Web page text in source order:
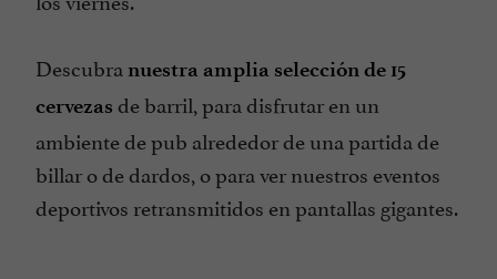
Descubra nuestra amplia selección de 15
cervezas de barril, para disfrutar en un
ambiente de pub alrededor de una partida de
billar o de dardos, o para ver nuestros eventos
deportivos retransmitidos en pantallas gigantes.